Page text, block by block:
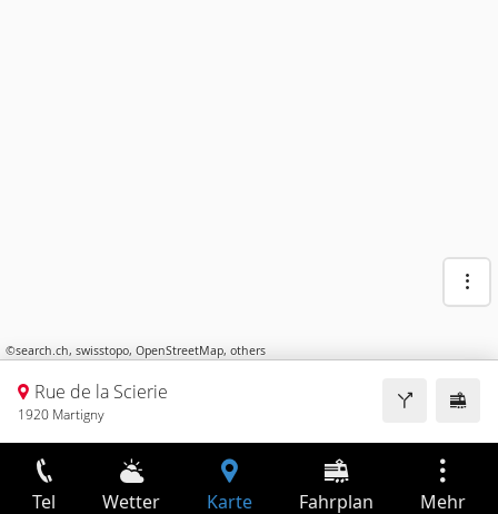
©search.ch, swisstopo, OpenStreetMap, others
Rue de la Scierie
1920 Martigny
Tel Wetter Karte Fahrplan Mehr